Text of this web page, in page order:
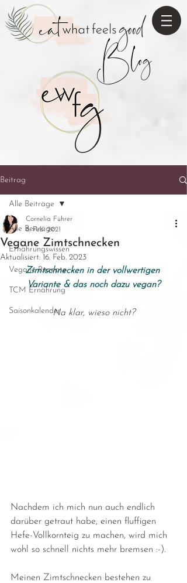
Blog
Beitrag
Alle Beiträge
Ernährungswissen
Vegane Rezepte
TCM Ernährung
Saisonkalender
Alle Beiträge
Vegane Zimtschnecken
Cornelia Führer
8. Feb. 2021
Aktualisiert: 16. Feb. 2023
Zimtschnecken in der vollwertigen
Variante & das noch dazu vegan?
Na klar, wieso nicht?
Nachdem ich mich nun auch endlich
darüber getraut habe, einen fluffigen
Hefe-Vollkornteig zu machen, wird mich
wohl so schnell nichts mehr bremsen :-).
Meinen Zimtschnecken bestehen zu